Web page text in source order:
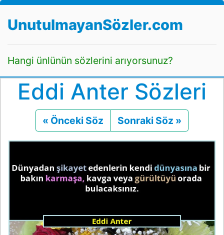
UnutulmayanSözler.com
Hangi ünlünün sözlerini arıyorsunuz?
Eddi Anter Sözleri
« Önceki Söz Önceki
Sonraki Söz »